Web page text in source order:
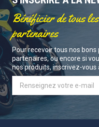
Bénéficier de tous
partenaires
Pour recevoir tous nos
partenaires, ou encore si
nos produits, inscrivez-vous